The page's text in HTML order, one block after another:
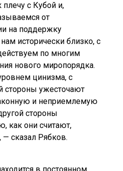
с Кубой и,
от
на поддержку
исторически близко, с
по многим
нового миропорядка.
цинизма, с
ужесточают
и неприемлемую
стороны
как они считают,
— сказал Рябков.